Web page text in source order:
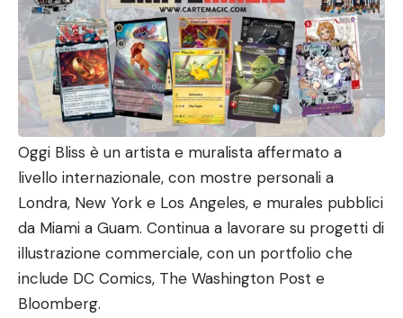
Oggi Bliss è un artista e muralista affermato a
livello internazionale, con mostre personali a
Londra, New York e Los Angeles, e murales pubblici
da Miami a Guam. Continua a lavorare su progetti di
illustrazione commerciale, con un portfolio che
include DC Comics, The Washington Post e
Bloomberg.